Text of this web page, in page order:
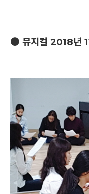
● 뮤지컬 2018년